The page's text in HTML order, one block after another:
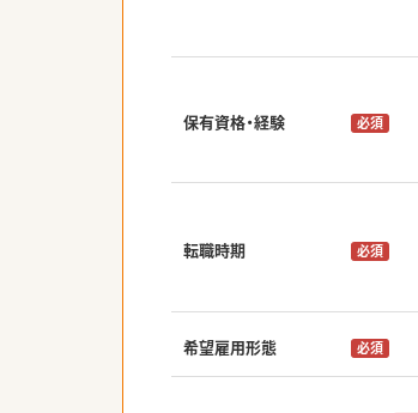
保有資格・経験 必須
転職時期 必須
希望雇用形態 必須